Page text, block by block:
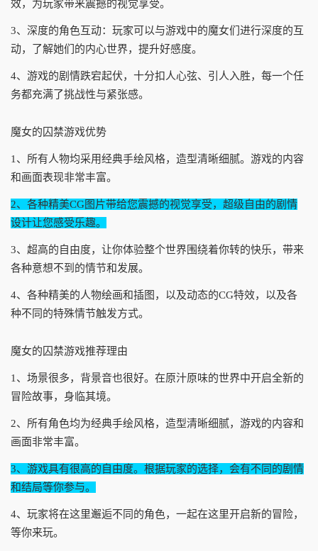
效，为玩家带来震撼的视觉享受。
3、深度的角色互动：玩家可以与游戏中的魔女们进行深度的互
动，了解她们的内心世界，提升好感度。
4、游戏的剧情跌宕起伏，十分扣人心弦、引人入胜，每一个任
务都充满了挑战性与紧张感。
魔女的囚禁游戏优势
1、所有人物均采用经典手绘风格，造型清晰细腻。游戏的内容
和画面表现非常丰富。
2、各种精美CG图片带给您震撼的视觉享受，超级自由的剧情
设计让您感受乐趣。
3、超高的自由度，让你体验整个世界围绕着你转的快乐，带来
各种意想不到的情节和发展。
4、各种精美的人物绘画和插图，以及动态的CG特效，以及各
种不同的特殊情节触发方式。
魔女的囚禁游戏推荐理由
1、场景很多，背景音也很好。在原汁原味的世界中开启全新的
冒险故事，身临其境。
2、所有角色均为经典手绘风格，造型清晰细腻，游戏的内容和
画面非常丰富。
3、游戏具有很高的自由度。根据玩家的选择，会有不同的剧情
和结局等你参与。
4、玩家将在这里邂逅不同的角色，一起在这里开启新的冒险，
等你来玩。